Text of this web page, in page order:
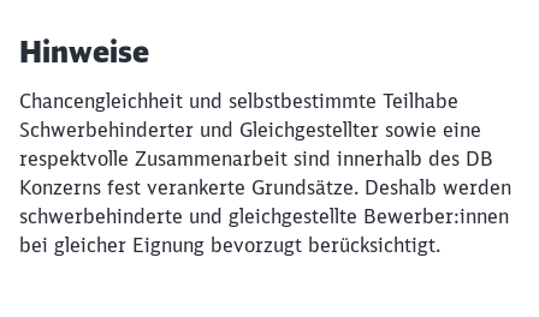
Hinweise
Chancengleichheit und selbstbestimmte Teilhabe
Schwerbehinderter und Gleichgestellter sowie eine
respektvolle Zusammenarbeit sind innerhalb des DB
Konzerns fest verankerte Grundsätze. Deshalb werden
schwerbehinderte und gleichgestellte Bewerber:innen
bei gleicher Eignung bevorzugt berücksichtigt.